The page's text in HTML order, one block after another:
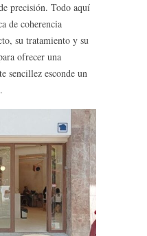
precisión. Todo aquí
de coherencia
su tratamiento y su
ofrecer una
sencillez esconde un